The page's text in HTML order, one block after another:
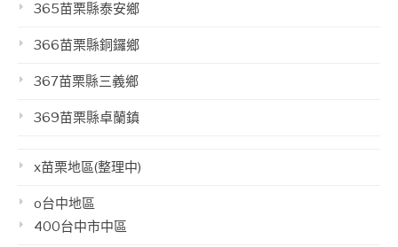
365苗栗縣泰安鄉
366苗栗縣銅鑼鄉
367苗栗縣三義鄉
369苗栗縣卓蘭鎮
x苗栗地區(整理中)
o台中地區
400台中市中區